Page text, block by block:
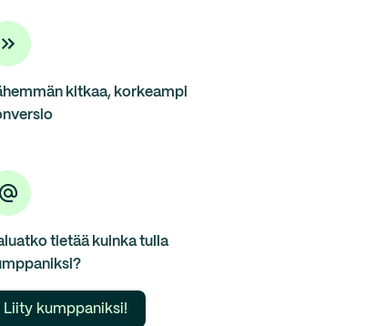
kitkaa, korkeampi
tietää kuinka tulla
Liity kumppaniksi!